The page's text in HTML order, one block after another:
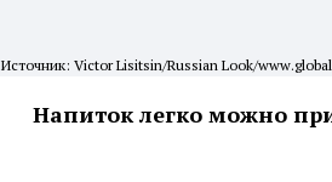
Источник: Victor Lisitsin/Russian Look/
Напиток легко можно